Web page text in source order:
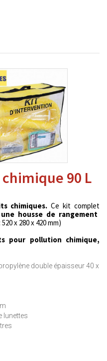
90 L
chimiques. Ce kit complet
housse de rangement
x 280 x 420 mm)
pour pollution chimique,
double épaisseur 40 x
lunettes